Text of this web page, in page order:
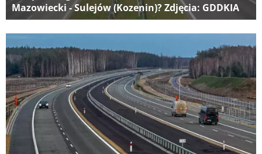
Mazowiecki - Sulejów (Kozenin)? Zdjęcia: GDDKIA